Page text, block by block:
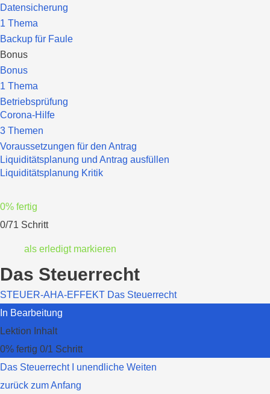
Datensicherung
1 Thema
Backup für Faule
Bonus
Bonus
1 Thema
Betriebsprüfung
Corona-Hilfe
3 Themen
Voraussetzungen für den Antrag
Liquiditätsplanung und Antrag ausfüllen
Liquiditätsplanung Kritik
0% fertig
0/71 Schritt
Das Steuerrecht
STEUER-AHA-EFFEKT Das Steuerrecht
In Bearbeitung
Lektion Inhalt
0% fertig 0/1 Schritt
Das Steuerrecht I unendliche Weiten
zurück zum Anfang